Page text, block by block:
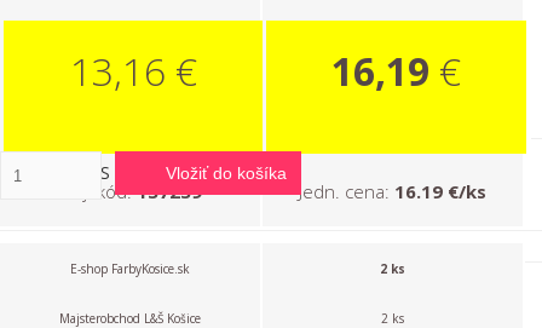
13,16 €
Obj. kód:137239
16,19 €
Jedn. cena: 16.19 €/ks
KS Vložiť do košíka
E-shop FarbyKosice.sk 2 ks
Majsterobchod L&Š Košice 2 ks